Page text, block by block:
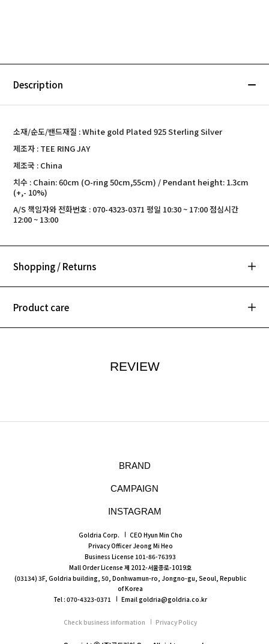
Description
소재/순도/밴드재질 : White gold Plated 925 Sterling Silver
제조자 : TEE RING JAY
제조국 : China
치수 : Chain: 60cm (O-ring 50cm,55cm) / Pendant height: 1.3cm
(+,- 10%)
A/S 책임자와 전화번호 : 070-4323-0371 평일 10:30 ~ 17:00 점심시간
12:00 ~ 13:00
Shopping / Returns
Product care
REVIEW
BRAND
CAMPAIGN
INSTAGRAM
Goldria Corp.
CEO Hyun Min Cho
Privacy Officer Jeong Mi Heo
Business License 101-86-76393
Mall Order License 제 2012-서울종로-1019호
(03134) 3F, Goldria building, 50, Donhwamun-ro, Jongno-gu, Seoul, Republic
of Korea
Tel : 070-4323-0371
Email goldria@goldria.co.kr
Check business information Privacy Policy